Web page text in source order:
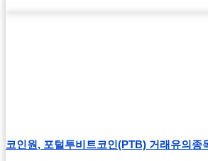
코인원, 포털투비트코인(PTB) 거래유의종